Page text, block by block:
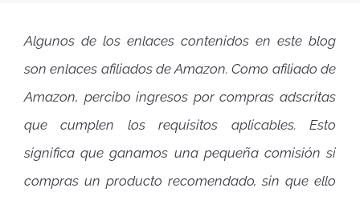
Algunos de los enlaces contenidos en este blog
son enlaces afiliados de Amazon. Como afiliado de
Amazon, percibo ingresos por compras adscritas
que cumplen los requisitos aplicables. Esto
significa que ganamos una pequeña comisión si
compras un producto recomendado, sin que ello